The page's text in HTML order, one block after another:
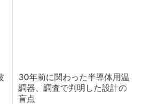
30年前に関わった半導体用温
調器、調査で判明した設計の
盲点